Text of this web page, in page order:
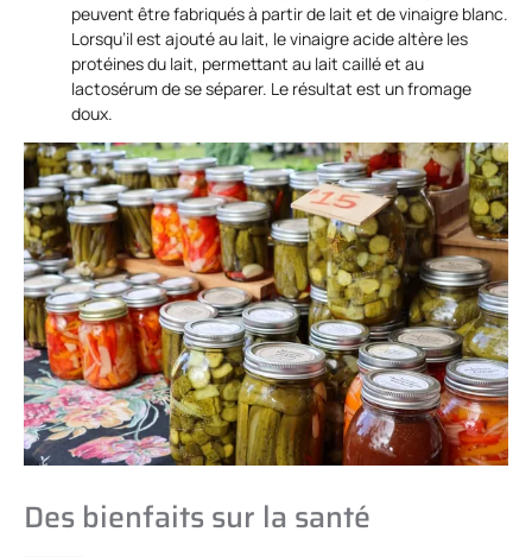
peuvent être fabriqués à partir de lait et de vinaigre blanc.
Lorsqu’il est ajouté au lait, le vinaigre acide altère les
protéines du lait, permettant au lait caillé et au
lactosérum de se séparer. Le résultat est un fromage
doux.
Des bienfaits sur la santé